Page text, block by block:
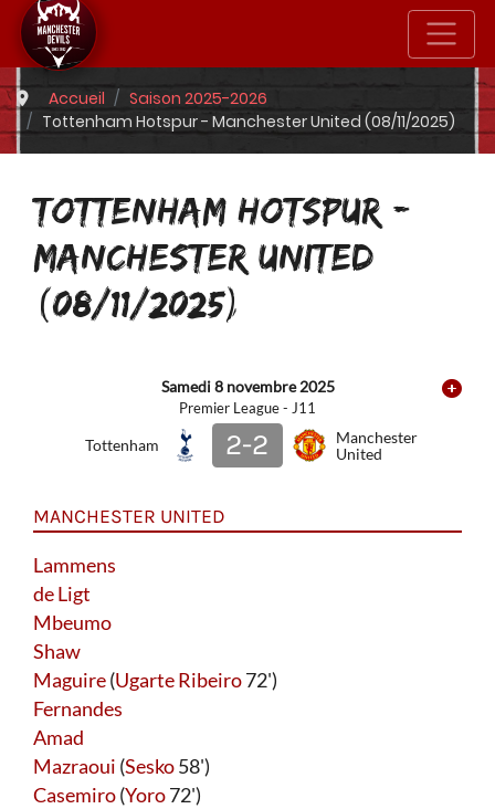
Accueil
Saison 2025-2026
Tottenham Hotspur - Manchester United (08/11/2025)
TOTTENHAM HOTSPUR -
MANCHESTER UNITED
(08/11/2025)
Samedi 8 novembre 2025
Premier League - J11
Tottenham 2-2
Manchester
United
MANCHESTER UNITED
Lammens
de Ligt
Mbeumo
Shaw
Maguire(Ugarte Ribeiro72')
Fernandes
Amad
Mazraoui (Sesko58')
Casemiro(Yoro72')